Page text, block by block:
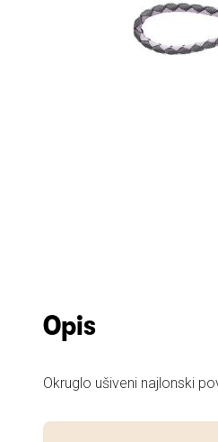
Opis
Okruglo ušiveni najlonski